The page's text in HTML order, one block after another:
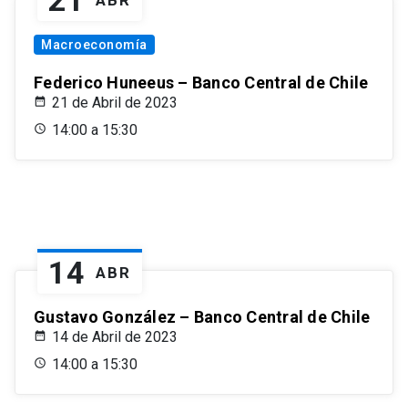
Macroeconomía
Federico Huneeus – Banco Central de Chile
21 de Abril de 2023
14:00 a 15:30
14 ABR
Gustavo González – Banco Central de Chile
14 de Abril de 2023
14:00 a 15:30